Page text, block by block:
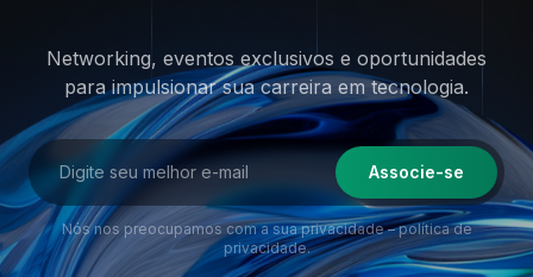
Networking, eventos exclusivos e oportunidades
para impulsionar suacarreira em tecnologia.
Associe-se
Nós nos preocupamos com a sua privacidade – política de
privacidade.